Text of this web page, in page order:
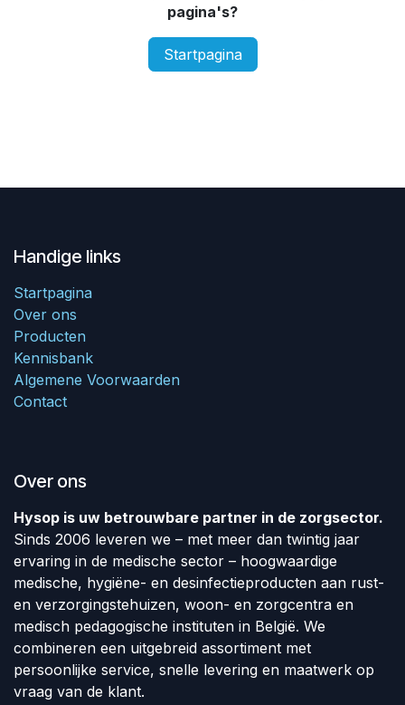
pagina's?
Startpagina
Handige links
Startpagina
Over ons
Producten
Kennisbank
Algemene Voorwaarden
Contact
Over ons
Hysop is uw betrouwbare partner in de zorgsector.
Sinds 2006 leveren we – met meer dan twintig jaar
ervaring in de medische sector – hoogwaardige
medische, hygiëne- en desinfectieproducten aan rust-
en verzorgingstehuizen, woon- en zorgcentra en
medisch pedagogische instituten in België. We
combineren een uitgebreid assortiment met
persoonlijke service, snelle levering en maatwerk op
vraag van de klant.